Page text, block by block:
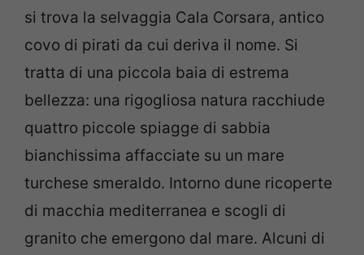
si trova la selvaggia Cala Corsara, antico
covo di pirati da cui deriva il nome. Si
tratta di una piccola baia di estrema
bellezza: una rigogliosa natura racchiude
quattro piccole spiagge di sabbia
bianchissima affacciate su un mare
turchese smeraldo. Intorno dune ricoperte
di macchia mediterranea e scogli di
granito che emergono dal mare. Alcuni di